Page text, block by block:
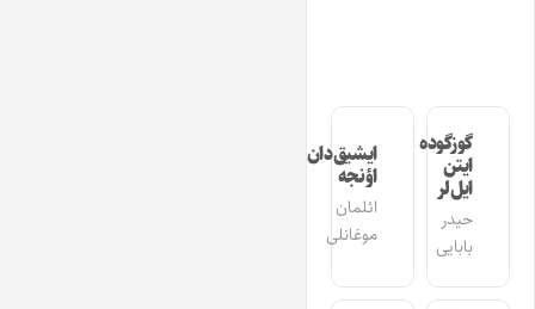
گوزگوده
ایتن
ایل‌لر
حیدر
بابایی
ایشیق‌دان
اؤنجه
ائلمان
موغانلی